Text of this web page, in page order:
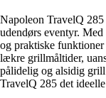
Napoleon TravelQ
udendørs eventyr.
og praktiske
lækre grillmåltider,
pålidelig og alsidig
TravelQ 285 det